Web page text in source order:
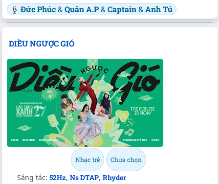
Đức Phúc&Quân A.P&Captain&Anh Tú
DIỀU NGƯỢC GIÓ
Nhạc trẻ Chưa chọn
Sáng tác: 52Hz, Ns DTAP, Rhyder